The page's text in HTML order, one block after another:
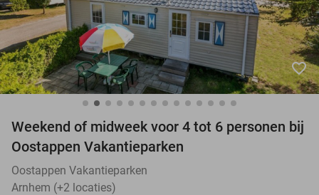
favorite_border
Weekend of midweek voor 4 tot 6 personen bij
Oostappen Vakantieparken
Oostappen Vakantieparken
Arnhem (+2 locaties)